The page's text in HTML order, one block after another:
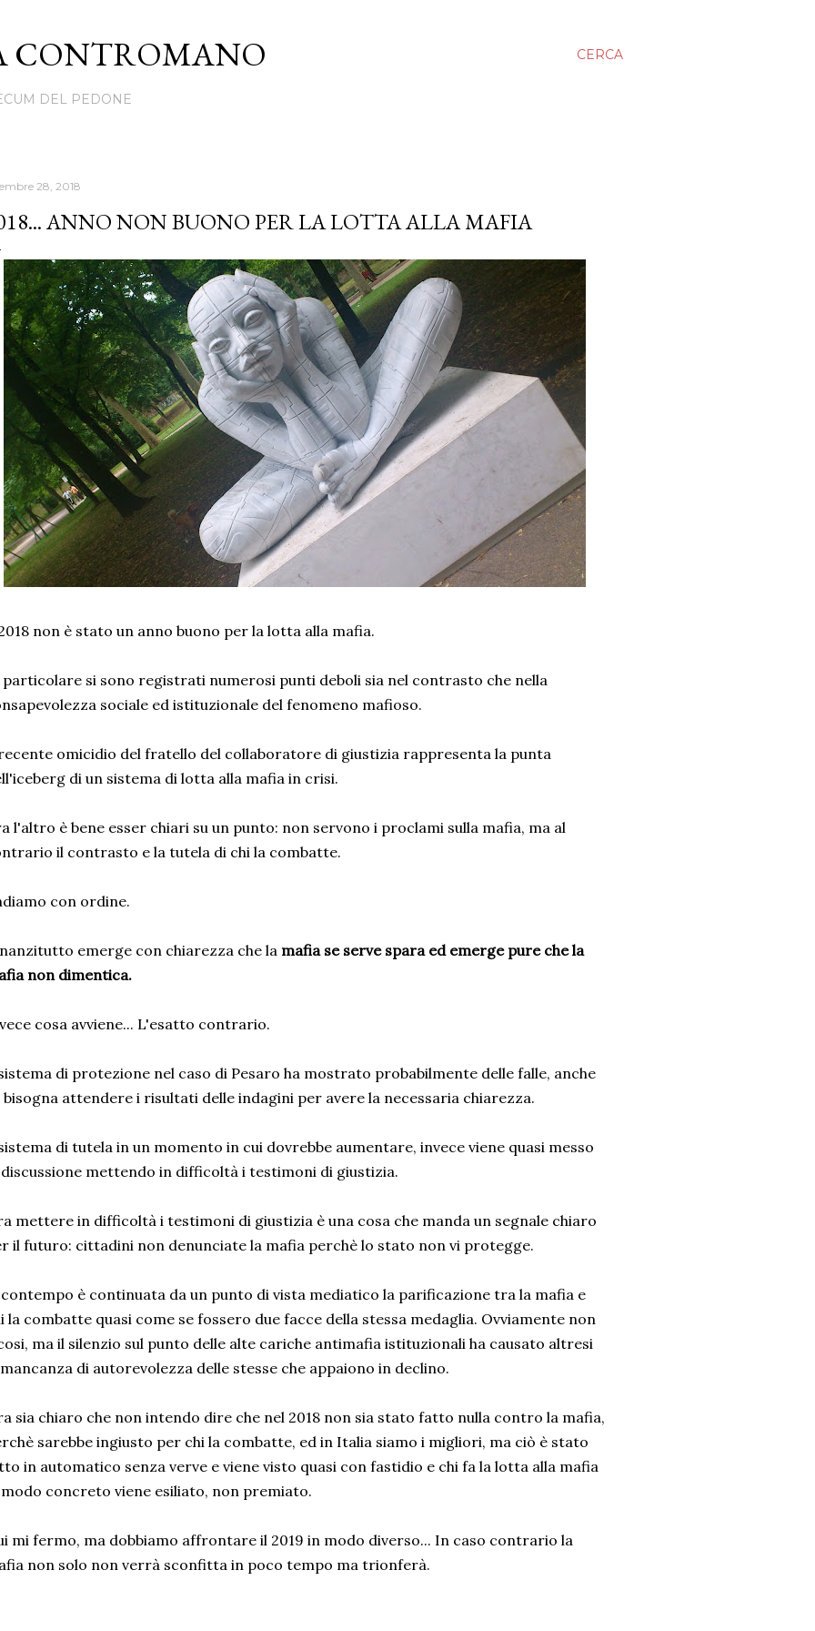
CERCA
CONTROMANO
DEL PEDONE
28, 2018
ANNO NON BUONO PER LA LOTTA ALLA MAFIA
non è stato un anno buono per la lotta alla mafia.
si sono registrati numerosi punti deboli sia nel contrasto che nella
sociale ed istituzionale del fenomeno mafioso.
omicidio del fratello del collaboratore di giustizia rappresenta la punta
di un sistema di lotta alla mafia in crisi.
l'altro è bene esser chiari su un punto: non servono i proclami sulla mafia, ma al
il contrasto e la tutela di chi la combatte.
con ordine.
emerge con chiarezza che la mafia se serve spara ed emerge pure che la
non dimentica.
cosa avviene... L'esatto contrario.
di protezione nel caso di Pesaro ha mostrato probabilmente delle falle, anche
bisogna attendere i risultati delle indagini per avere la necessaria chiarezza.
di tutela in un momento in cui dovrebbe aumentare, invece viene quasi messo
mettendo in difficoltà i testimoni di giustizia.
mettere in difficoltà i testimoni di giustizia è una cosa che manda un segnale chiaro
il futuro: cittadini non denunciate la mafia perchè lo stato non vi protegge.
è continuata da un punto di vista mediatico la parificazione tra la mafia e
la combatte quasi come se fossero due facce della stessa medaglia. Ovviamente non
ma il silenzio sul punto delle alte cariche antimafia istituzionali ha causato altresi
di autorevolezza delle stesse che appaiono in declino.
sia chiaro che non intendo dire che nel 2018 non sia stato fatto nulla contro la mafia,
sarebbe ingiusto per chi la combatte, ed in Italia siamo i migliori, ma ciò è stato
in automatico senza verve e viene visto quasi con fastidio e chi fa la lotta alla mafia
concreto viene esiliato, non premiato.
mi fermo, ma dobbiamo affrontare il 2019 in modo diverso... In caso contrario la
non solo non verrà sconfitta in poco tempo ma trionferà.